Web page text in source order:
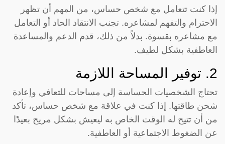
إذا كنت تتعامل مع شخص حساس، من المهم أن تظهر
الاحترام والتفهم لمشاعره. تجنب الانتقاد الحاد أو التعامل
مع مشاعره بقسوة. بدلاً من ذلك، قدم الدعم والمساعدة
العاطفية بشكل لطيف.
2. توفير المساحة اللازمة
تحتاج الشخصيات الحساسة إلى مساحات للتعافي وإعادة
شحن طاقتها. إذا كنت في علاقة مع شخص حساس، تأكد
من أن تتيح له الوقت الخاص به ليعيش بشكل مريح بعيدًا
عن الضغوط الاجتماعية أو العاطفية.